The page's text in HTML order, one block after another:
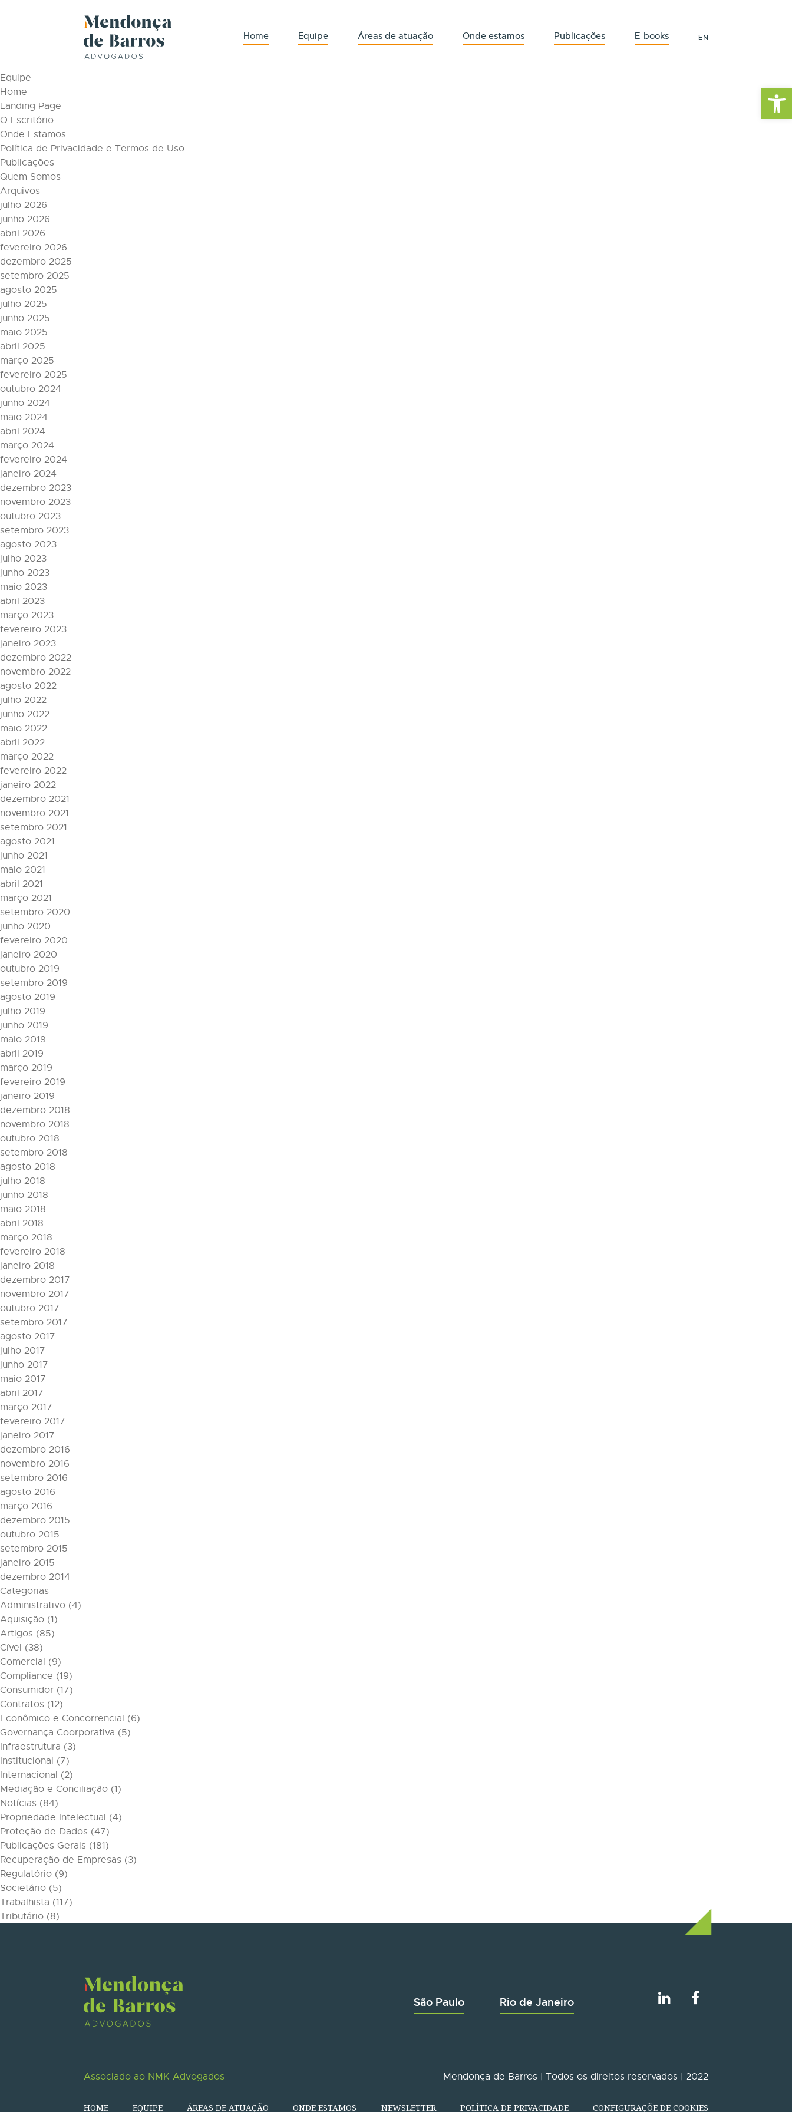
Barra de
Home Equipe Áreas de atuação Onde estamos Publicações E-books EN
Equipe
Home
Landing Page
O Escritório
Onde Estamos
Política de Privacidade e Termos de Uso
Publicações
Quem Somos
Arquivos
julho 2026
junho 2026
abril 2026
fevereiro 2026
dezembro 2025
setembro 2025
agosto 2025
julho 2025
junho 2025
maio 2025
abril 2025
março 2025
fevereiro 2025
outubro 2024
junho 2024
maio 2024
abril 2024
março 2024
fevereiro 2024
janeiro 2024
dezembro 2023
novembro 2023
outubro 2023
setembro 2023
agosto 2023
julho 2023
junho 2023
maio 2023
abril 2023
março 2023
fevereiro 2023
janeiro 2023
dezembro 2022
novembro 2022
agosto 2022
julho 2022
junho 2022
maio 2022
abril 2022
março 2022
fevereiro 2022
janeiro 2022
dezembro 2021
novembro 2021
setembro 2021
agosto 2021
junho 2021
maio 2021
abril 2021
março 2021
setembro 2020
junho 2020
fevereiro 2020
janeiro 2020
outubro 2019
setembro 2019
agosto 2019
julho 2019
junho 2019
maio 2019
abril 2019
março 2019
fevereiro 2019
janeiro 2019
dezembro 2018
novembro 2018
outubro 2018
setembro 2018
agosto 2018
julho 2018
junho 2018
maio 2018
abril 2018
março 2018
fevereiro 2018
janeiro 2018
dezembro 2017
novembro 2017
outubro 2017
setembro 2017
agosto 2017
julho 2017
junho 2017
maio 2017
abril 2017
março 2017
fevereiro 2017
janeiro 2017
dezembro 2016
novembro 2016
setembro 2016
agosto 2016
março 2016
dezembro 2015
outubro 2015
setembro 2015
janeiro 2015
dezembro 2014
Categorias
Administrativo (4)
Aquisição (1)
Artigos (85)
Cível (38)
Comercial (9)
Compliance (19)
Consumidor (17)
Contratos (12)
Econômico e Concorrencial (6)
Governança Coorporativa (5)
Infraestrutura (3)
Institucional (7)
Internacional (2)
Mediação e Conciliação (1)
Notícias (84)
Propriedade Intelectual (4)
Proteção de Dados (47)
Publicações Gerais (181)
Recuperação de Empresas (3)
Regulatório (9)
Societário (5)
Trabalhista (117)
Tributário (8)
São Paulo Rio de Janeiro
Associado ao NMK Advogados Mendonça de Barros | Todos os direitos reservados | 2022
HOME EQUIPE ÁREAS DE ATUAÇÃO ONDE ESTAMOS NEWSLETTER POLÍTICA DE PRIVACIDADE CONFIGURAÇÕE DE COOKIES